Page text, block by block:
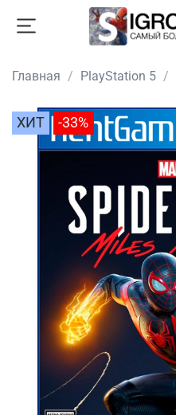
Главная PlayStation 5
ХИТ -33%